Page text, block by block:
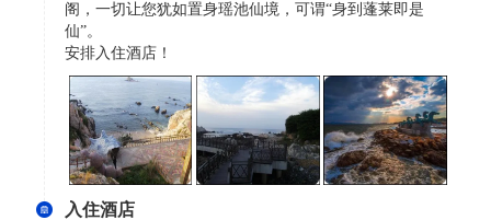
阁，一切让您犹如置身瑶池仙境，可谓“身到蓬莱即是
仙”。
安排入住酒店！
入住酒店